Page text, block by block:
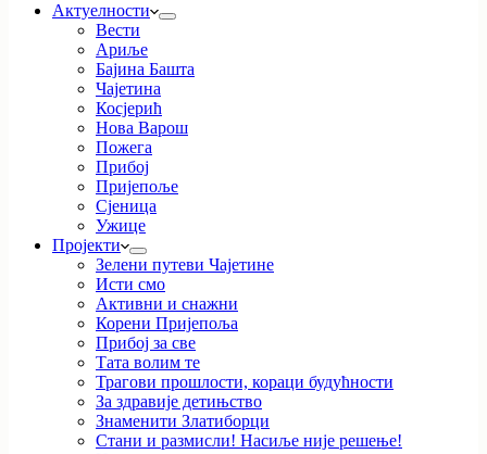
Актуелности
Вести
Ариље
Бајина Башта
Чајетина
Косјерић
Нова Варош
Пожега
Прибој
Пријепоље
Сјеница
Ужице
Пројекти
Зелени путеви Чајетине
Исти смо
Активни и снажни
Корени Пријепоља
Прибој за све
Тата волим те
Трагови прошлости, кораци будућности
За здравије детињство
Знаменити Златиборци
Стани и размисли! Насиље није решење!